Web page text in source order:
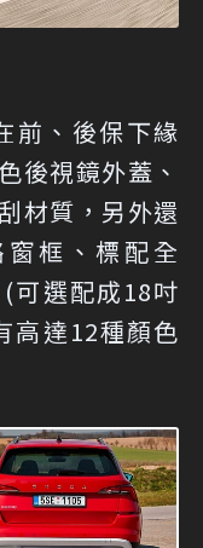
前、後保下緣
後視鏡外蓋、
材質，另外還
框、標配全
可選配成18吋
高達12種顏色